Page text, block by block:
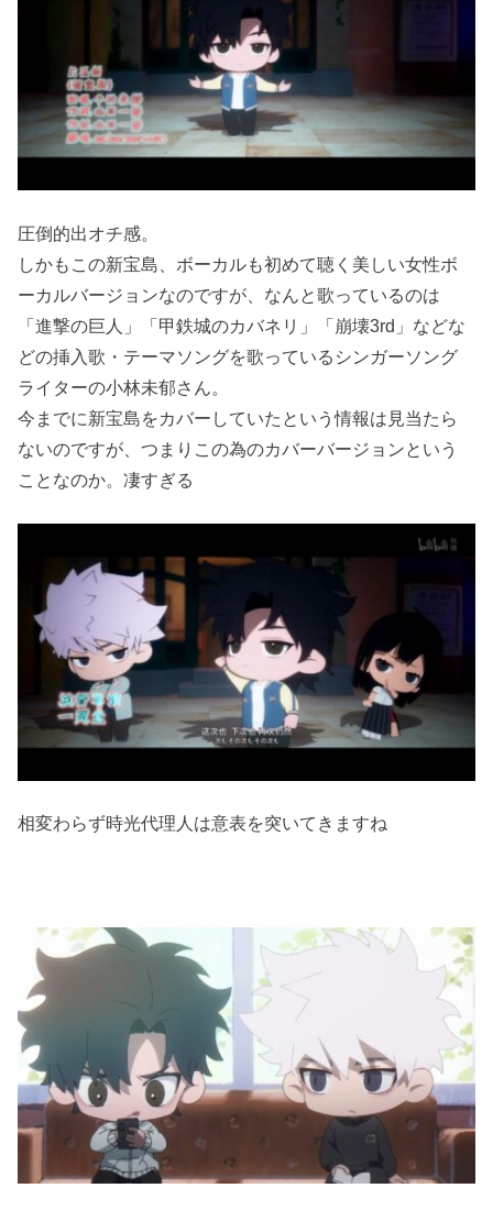
圧倒的出オチ感。
しかもこの新宝島、ボーカルも初めて聴く美しい女性ボ
ーカルバージョンなのですが、なんと歌っているのは
「進撃の巨人」「甲鉄城のカバネリ」「崩壊3rd」などな
どの挿入歌・テーマソングを歌っているシンガーソング
ライターの小林未郁さん。
今までに新宝島をカバーしていたという情報は見当たら
ないのですが、つまりこの為のカバーバージョンという
ことなのか。凄すぎる
相変わらず時光代理人は意表を突いてきますね